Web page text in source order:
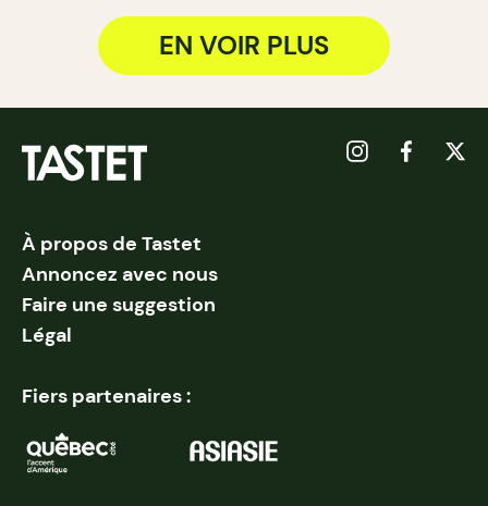
EN VOIR PLUS
À propos de Tastet
Annoncez avec nous
Faire une suggestion
Légal
Fiers partenaires :